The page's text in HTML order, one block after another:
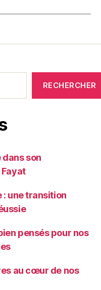
RECHERCHER
son
: une transition
pensés pour nos
au cœur de nos